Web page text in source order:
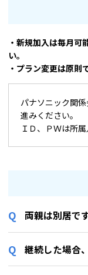
・新規加入は毎月可
い。
・プラン変更は原則
パナソニック関
進みください。
ＩＤ、ＰＷは所
両親は別居で
継続した場合